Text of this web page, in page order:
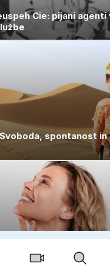
Cie: pijani agenti
spontanost
ne ustvarja